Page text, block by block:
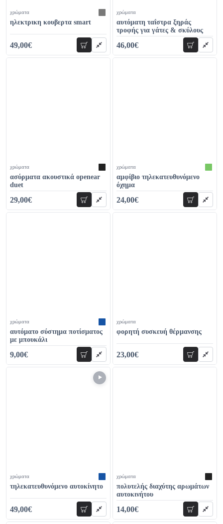
χρώματα
ηλεκτρικη κουβερτα smart
49,00€ προσθήκη
χρώματα
αυτόματη ταΐστρα ξηράς
τροφής για γάτες & σκύλους
46,00€ προσθήκη
χρώματα
ασύρματα ακουστικά openear
duet
29,00€ προσθήκη
χρώματα
αμφίβιο τηλεκατευθυνόμενο
όχημα
24,00€ προσθήκη
χρώματα
αυτόματο σύστημα ποτίσματος
με μπουκάλι
9,00€ προσθήκη
χρώματα
φορητή συσκευή θέρμανσης
23,00€ προσθήκη
χρώματα
τηλεκατευθυνόμενο αυτοκίνητο
49,00€ προσθήκη
χρώματα
πολυτελής διαχύτης αρωμάτων
αυτοκινήτου
14,00€ προσθήκη